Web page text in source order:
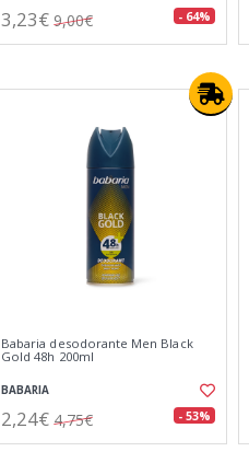
3,23€ 9,00€ - 64%
Babaria desodorante Men Black
Gold 48h 200ml
BABARIA
2,24€ 4,75€ - 53%